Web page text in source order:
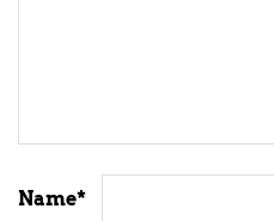
Name*